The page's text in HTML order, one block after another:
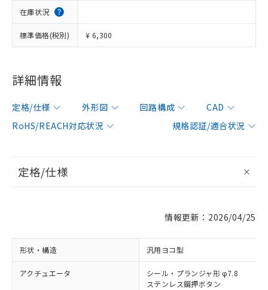
在庫状況
標準価格(税別) ¥ 6,300
詳細情報
定格/仕様 外形図 回路構成
CAD
RoHS/REACH対応状況
規格認証/適合状況
定格/仕様
情報更新：2026/04/25
形状・構造 汎用ヨコ型
アクチュエータ
シール・プランジャ形 φ7.8
ステンレス鋼押ボタン